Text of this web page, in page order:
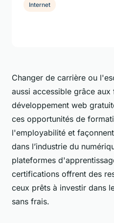
Changer de carrière ou
aussi accessible grâce aux
développement web
ces opportunités de
l'employabilité et
dans l’industrie du
plateformes
certifications offrent des
ceux prêts à investir dans
sans frais.
Internet